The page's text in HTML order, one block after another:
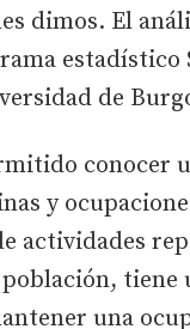
dimos. El
estadístico
de
conocer
y
actividades
tiene
una